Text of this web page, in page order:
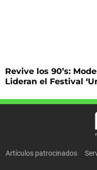
Revive los 90’s:
Lideran el Festival
Artículos patrocinados